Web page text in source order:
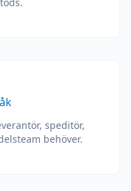
speditör,
behöver.